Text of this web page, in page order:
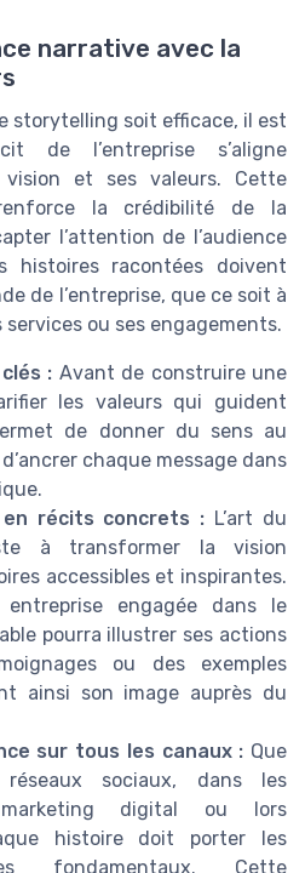
narrative avec la
storytelling soit efficace, il est
de l’entreprise s’aligne
et ses valeurs. Cette
la crédibilité de la
l’attention de l’audience
histoires racontées doivent
de l’entreprise, que ce soit à
ou ses engagements.
: Avant de construire une
les valeurs qui guident
de donner du sens au
chaque message dans
récits concrets : L’art du
à transformer la vision
accessibles et inspirantes.
engagée dans le
pourra illustrer ses actions
ou des exemples
ainsi son image auprès du
sur tous les canaux : Que
sociaux, dans les
digital ou lors
histoire doit porter les
fondamentaux. Cette